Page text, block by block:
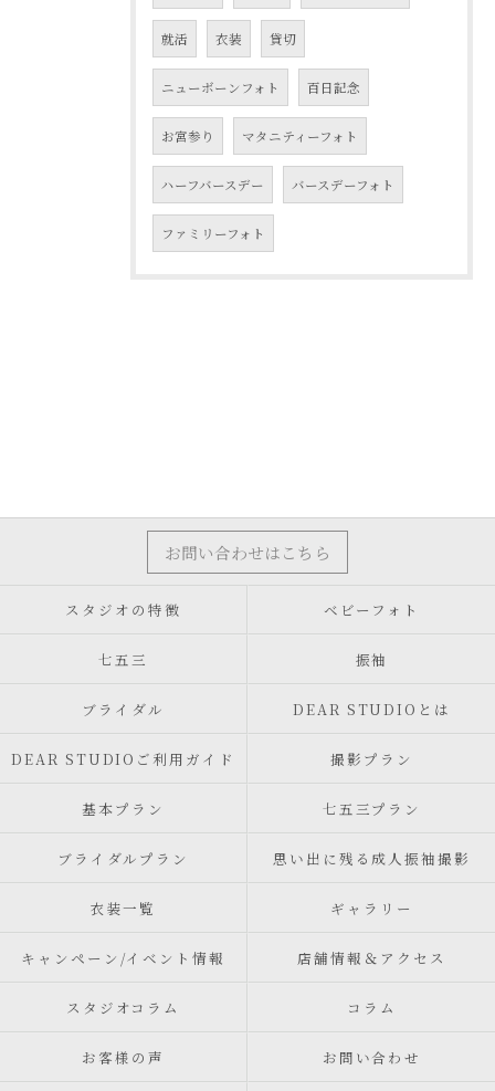
就活 衣装 貸切
ニューボーンフォト 百日記念
お宮参り マタニティーフォト
ハーフバースデー バースデーフォト
ファミリーフォト
お問い合わせはこちら
スタジオの特徴 ベビーフォト
七五三 振袖
ブライダル DEAR STUDIOとは
DEAR STUDIOご利用ガイド 撮影プラン
基本プラン 七五三プラン
ブライダルプラン 思い出に残る成人振袖撮影
衣装一覧 ギャラリー
キャンペーン/イベント情報 店舗情報＆アクセス
スタジオコラム コラム
お客様の声 お問い合わせ